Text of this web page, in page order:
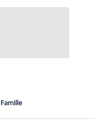
Famille